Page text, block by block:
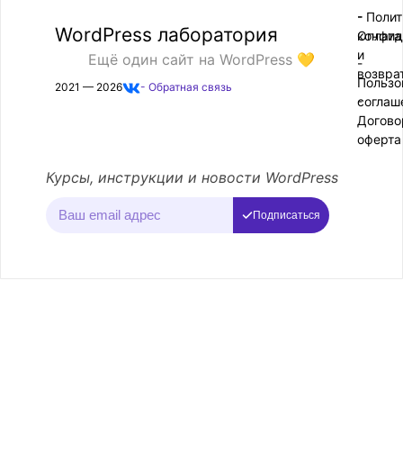
WordPress лаборатория
Ещё один сайт на WordPress 💛
2021 — 2026 - Обратная связь
-
-
-
Оплата
и
-
оферта
Курсы, инструкции и новости WordPress
Подписаться